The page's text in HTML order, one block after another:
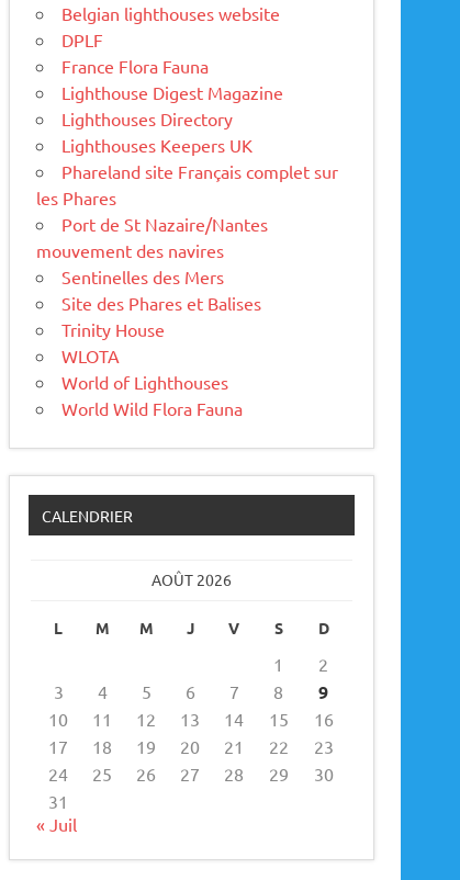
Belgian lighthouses website
DPLF
France Flora Fauna
Lighthouse Digest Magazine
Lighthouses Directory
Lighthouses Keepers UK
Phareland site Français complet sur
les Phares
Port de St Nazaire/Nantes
mouvement des navires
Sentinelles des Mers
Site des Phares et Balises
Trinity House
WLOTA
World of Lighthouses
World Wild Flora Fauna
CALENDRIER
AOÛT 2026
L M M J V S D
1
2
3
4 5 6 7 8 9
10 11 12 13 14 15
16
17
18 19 20 21 22
23
24
25 26 27 28 29
30
31
« Juil